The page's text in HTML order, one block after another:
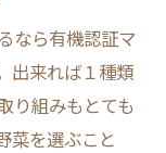
なら有機認証マ
出来れば１種類
り組みもとても
菜を選ぶこと